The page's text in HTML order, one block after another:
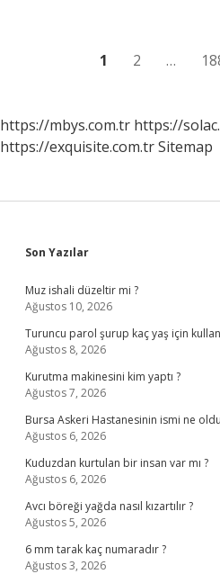
1 2 …
https://mbys.com.tr https://
https://exquisite.com.trSitemap
Sidebar
Son Yazılar
Muz ishali düzeltir mi ?
Ağustos 10, 2026
Turuncu parol şurup kaç yaş için
Ağustos 8, 2026
Kurutma makinesini kim yaptı ?
Ağustos 7, 2026
Bursa Askeri Hastanesinin ismi ne
Ağustos 6, 2026
Kuduzdan kurtulan bir insan var mı ?
Ağustos 6, 2026
Avcı böreği yağda nasıl kızartılır ?
Ağustos 5, 2026
6 mm tarak kaç numaradır ?
Ağustos 3, 2026